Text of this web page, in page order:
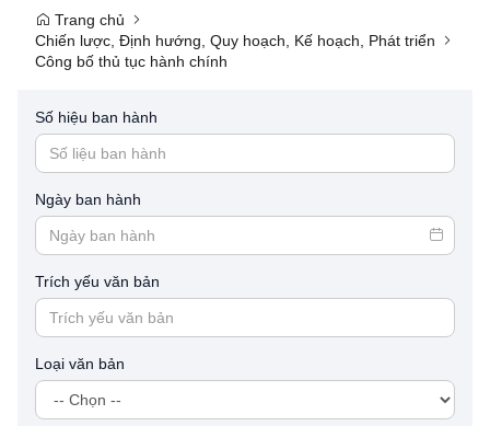
Trang chủ
Chiến lược, Định hướng, Quy hoạch, Kế hoạch, Phát triển
Công bố thủ tục hành chính
Số hiệu ban hành
Ngày ban hành
Trích yếu văn bản
Loại văn bản